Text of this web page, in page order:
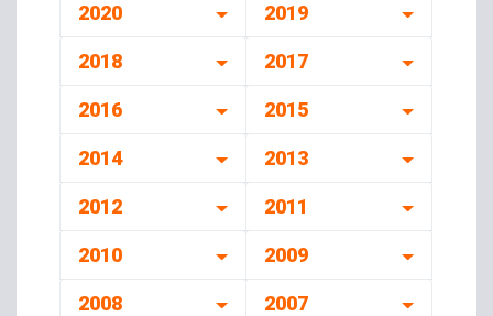
2020 2019
2018 2017
2016 2015
2014 2013
2012 2011
2010 2009
2008 2007